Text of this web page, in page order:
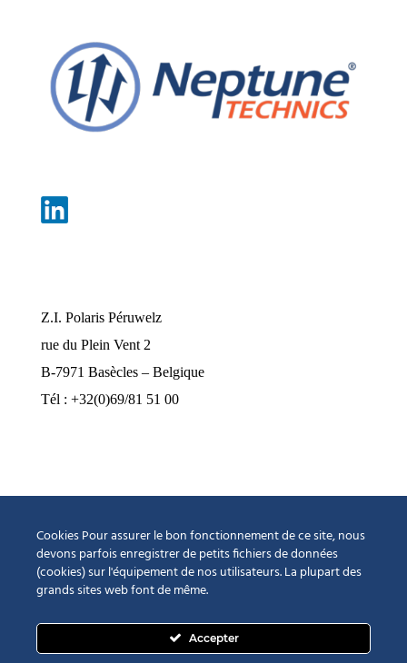
Z.I. Polaris Péruwelz
rue du Plein Vent 2
B-7971 Basècles – Belgique
Tél : +32(0)69/81 51 00
Vendredi de 8h à 12h et de 13h à 15h00
Fermé le samedi et le dimanche
Cookies Pour assurer le bon fonctionnement de ce site, nous
devons parfois enregistrer de petits fichiers de données
(cookies) sur l'équipement de nos utilisateurs. La plupart des
grands sites web font de même.
Accepter